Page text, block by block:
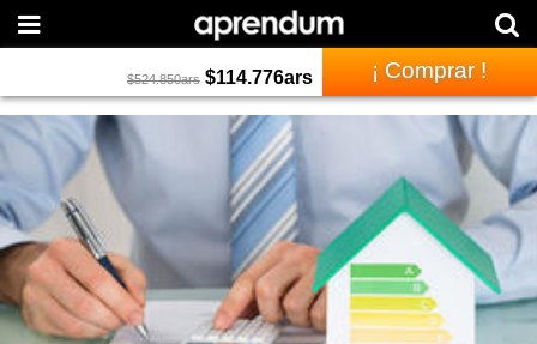
$524.850ars $114.776ars ¡ Comprar !